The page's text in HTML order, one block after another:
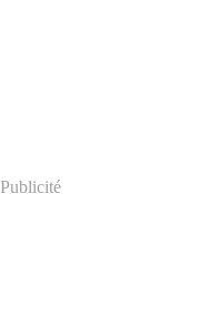
Publicité